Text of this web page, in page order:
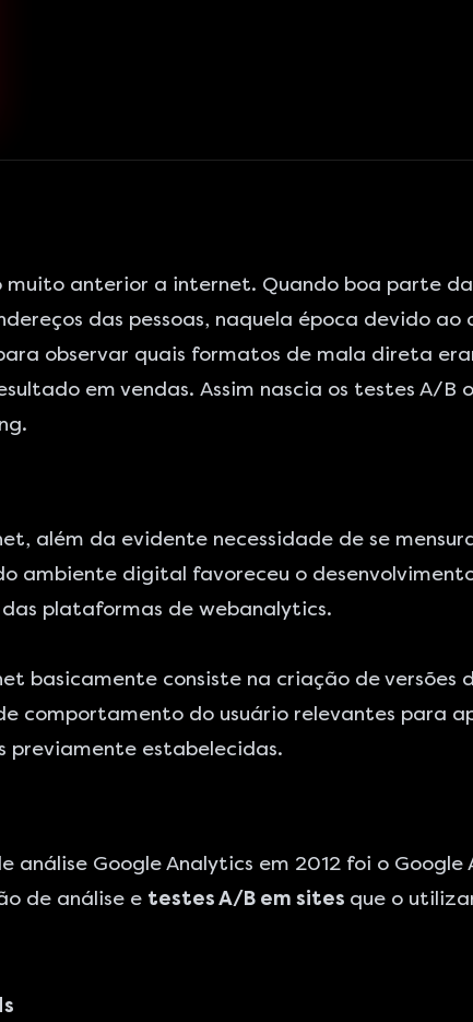
muito anterior a internet. Quando boa parte
das pessoas, naquela época devido ao
observar quais formatos de mala direta
em vendas. Assim nascia os testes A/
além da evidente necessidade de se
ambiente digital favoreceu o
plataformas de webanalytics.
basicamente consiste na criação de versões
comportamento do usuário relevantes para
previamente estabelecidas.
Google Analytics em 2012 foi o
de análise e testes A/B em sites que o